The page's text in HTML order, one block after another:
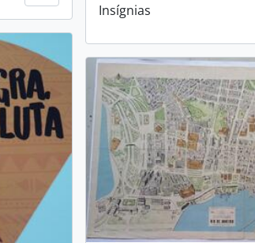
Insígnias